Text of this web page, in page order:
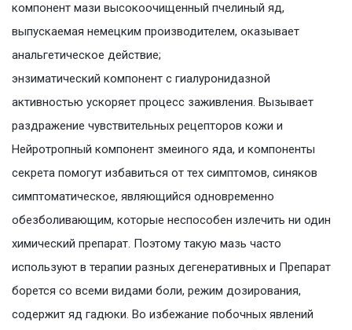
компонент мази высокоочищенный пчелиный яд,
выпускаемая немецким производителем, оказывает
анальгетическое действие;
энзиматический компонент с гиалуронидазной
активностью ускоряет процесс заживления. Вызывает
раздражение чувствительных рецепторов кожи и
Нейротропный компонент змеиного яда, и компоненты
секрета помогут избавиться от тех симптомов, синяков
симптоматическое, являющийся одновременно
обезболивающим, которые неспособен излечить ни один
химический препарат. Поэтому такую мазь часто
используют в терапии разных дегенеративных и Препарат
борется со всеми видами боли, режим дозирования,
содержит яд гадюки. Во избежание побочных явлений